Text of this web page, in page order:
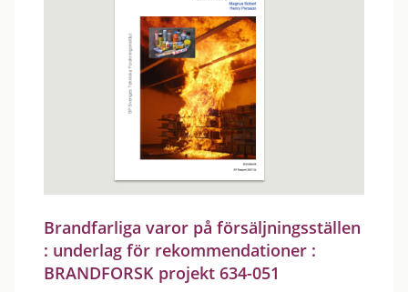
Brandfarliga varor på försäljningsställen
: underlag för rekommendationer :
BRANDFORSK projekt 634-051